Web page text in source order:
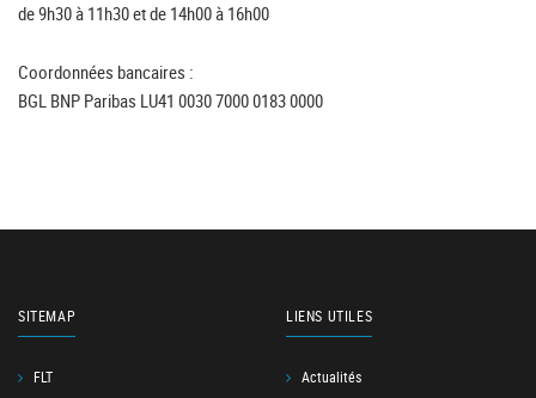
de 9h30 à 11h30 et de 14h00 à 16h00
Coordonnées bancaires :
BGL BNP Paribas LU41 0030 7000 0183 0000
SITEMAP
FLT
LIENS UTILES
Actualités